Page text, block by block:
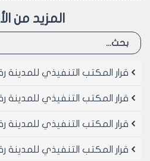
بكافه الاختصاصات وفقا للشروط
التدريب لتنميه الموارد البشريه
عندئذ تامين
المقسم المطلوب تحويله الى
مدخل مستقل عن مدخل البناء
٢) يشترط تحويل كامل مقسم
المزيد من
قرار المكتب التنفيذي للمدينة رقم 100 لعام
قرار المكتب التنفيذي للمدينة رقم 12 لعام
قرار المكتب التنفيذي للمدينة رقم 134 لعام
قرار المكتب التنفيذي للمدينة رقم 14 لعام